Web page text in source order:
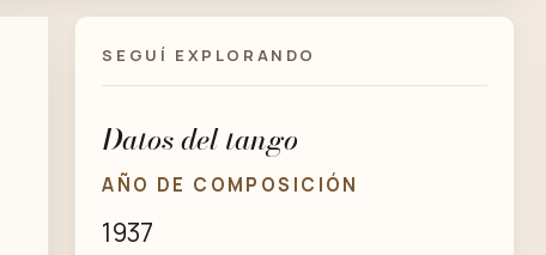
SEGUÍ EXPLORANDO
Datos del tango
AÑO DE COMPOSICIÓN
1937